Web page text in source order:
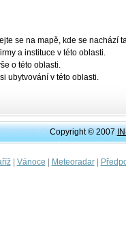
se na mapě, kde se nachází
a instituce v této oblasti.
o této oblasti.
ubytvování v této oblasti.
Copyright © 2007
| Vánoce | Meteoradar|